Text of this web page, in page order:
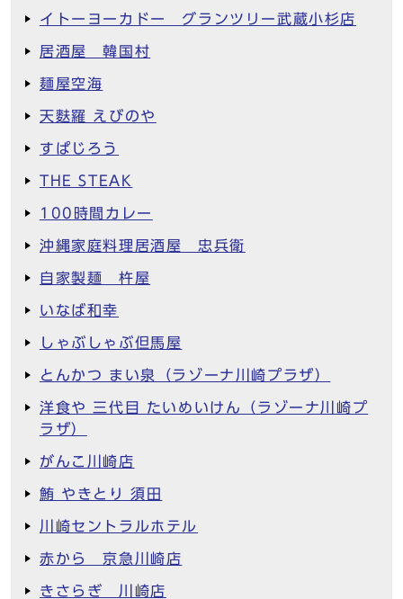
イトーヨーカドー グランツリー武蔵小杉店
居酒屋 韓国村
麺屋空海
天麩羅 えびのや
すぱじろう
THE STEAK
100時間カレー
沖縄家庭料理居酒屋 忠兵衛
自家製麺 杵屋
いなば和幸
しゃぶしゃぶ但馬屋
とんかつ まい泉（ラゾーナ川崎プラザ）
洋食や 三代目 たいめいけん（ラゾーナ川崎プ
ラザ）
がんこ川崎店
鮪 やきとり 須田
川崎セントラルホテル
赤から 京急川崎店
きさらぎ 川崎店